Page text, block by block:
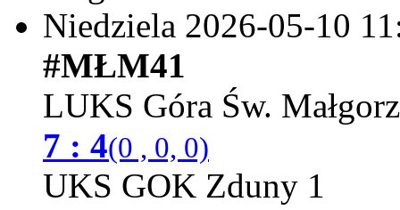
Niedziela 2026-05-10
#MŁM41
LUKS Góra Św.
7 : 4(0 , 0, 0)
UKS GOK Zduny 1